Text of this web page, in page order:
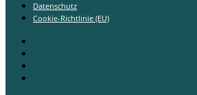
Datenschutz
Cookie-Richtlinie (EU)